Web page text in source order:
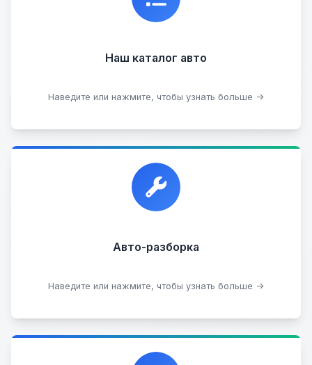
Наш каталог авто
Наведите или нажмите, чтобы узнать больше →
информацию о каждом авто.
Посмотреть каталог
Авто-разборка
Наведите или нажмите, чтобы узнать больше →
Прием автомобилей для разборки на запчасти в
любом состоянии.
Сдать на разборку
Сотрудничаем с лучшими организациями. Если у